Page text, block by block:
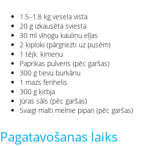
1.5–1.8 kg vesela vista
20 g izkausēta sviesta
30 ml vīnogu kauliņu eļļas
2 ķiploki (pārgriezti uz pusēm)
1 tējk. ķimeņu
Paprikas pulveris (pēc garšas)
300 g tievu burkānu
1 mazs fenhelis
300 g ķirbja
Jūras sāls (pēc garšas)
Svaigi malti melnie pipari (pēc garšas)
Pagatavošanas laiks